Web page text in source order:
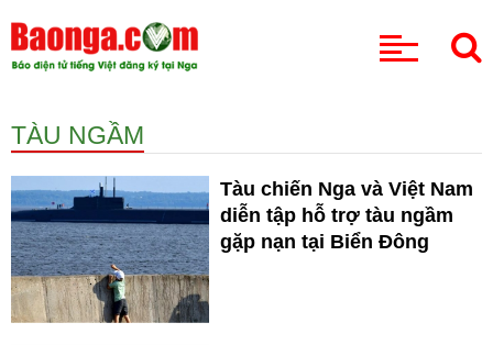
TÀU NGẦM
Tàu chiến Nga và Việt Nam
diễn tập hỗ trợ tàu ngầm
gặp nạn tại Biển Đông